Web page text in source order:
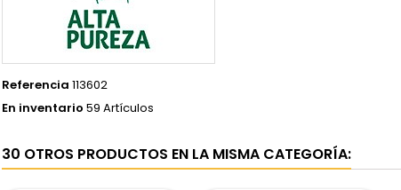
Referencia 113602
En inventario 59 Artículos
30 OTROS PRODUCTOS EN LA MISMA CATEGORÍA: